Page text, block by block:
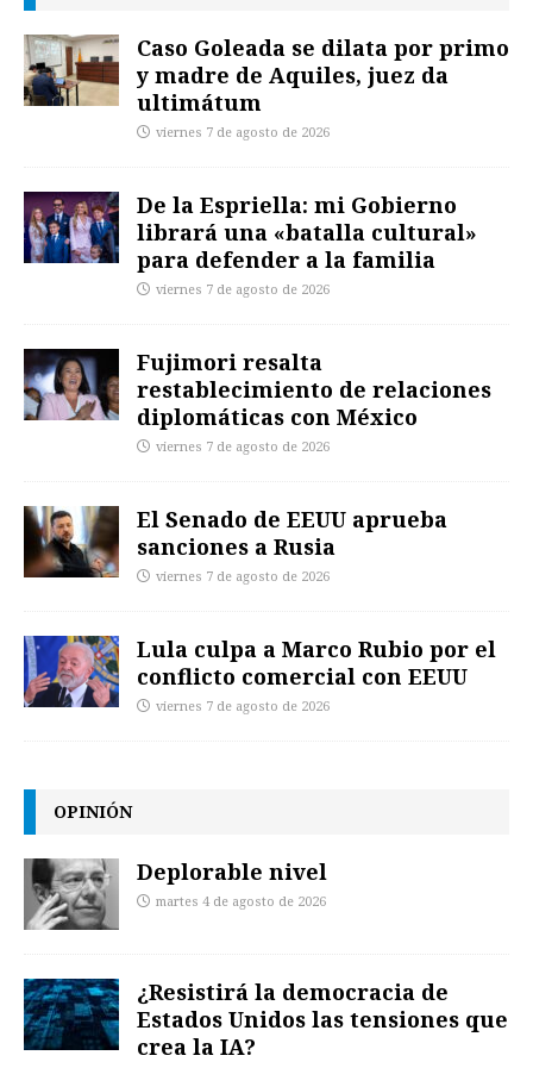
Caso Goleada se dilata por primo
y madre de Aquiles, juez da
ultimátum
viernes 7 de agosto de 2026
De la Espriella: mi Gobierno
librará una «batalla cultural»
para defender a la familia
viernes 7 de agosto de 2026
Fujimori resalta
restablecimiento de relaciones
diplomáticas con México
viernes 7 de agosto de 2026
El Senado de EEUU aprueba
sanciones a Rusia
viernes 7 de agosto de 2026
Lula culpa a Marco Rubio por el
conflicto comercial con EEUU
viernes 7 de agosto de 2026
OPINIÓN
Deplorable nivel
martes 4 de agosto de 2026
¿Resistirá la democracia de
Estados Unidos las tensiones que
crea la IA?